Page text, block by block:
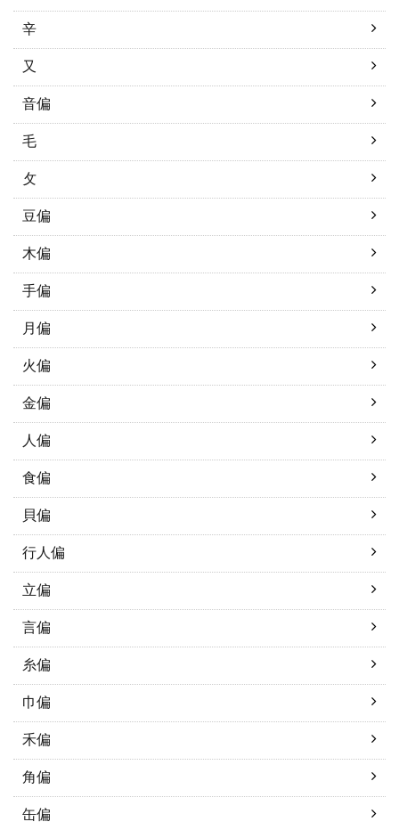
辛
又
音偏
毛
攵
豆偏
木偏
手偏
月偏
火偏
金偏
人偏
食偏
貝偏
行人偏
立偏
言偏
糸偏
巾偏
禾偏
角偏
缶偏